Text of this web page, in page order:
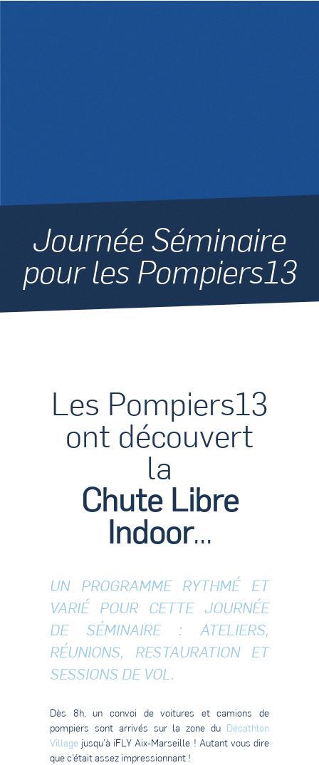
Journée Séminaire
pour les Pompiers13
Les Pompiers13
ont découvert
la
Chute Libre
Indoor...
UN PROGRAMME RYTHMÉ ET
VARIÉ POUR CETTE JOURNÉE
DE SÉMINAIRE : ATELIERS,
RÉUNIONS, RESTAURATION ET
SESSIONS DE VOL.
Dès 8h, un convoi de voitures et camions de
pompiers sont arrivés sur la zone du Décathlon
Village jusqu’à iFLY Aix-Marseille ! Autant vous dire
que c’était assez impressionnant !